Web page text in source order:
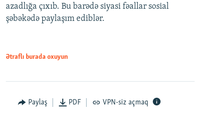
azadlığa çıxıb. Bu barədə siyasi fəallar sosial
şəbəkədə paylaşım ediblər.
Ətraflı burada oxuyun
Paylaş PDF VPN-siz açmaq